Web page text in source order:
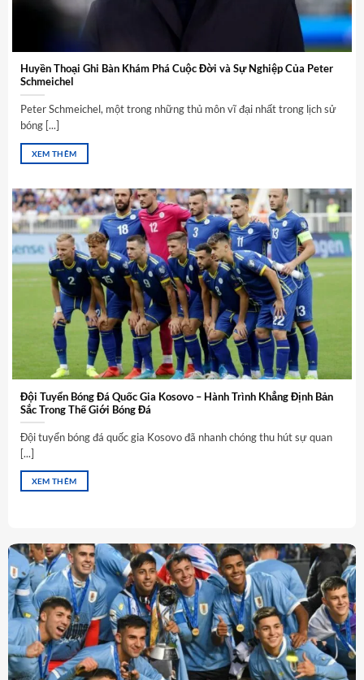
Huyền Thoại Ghi Bàn Khám Phá Cuộc Đời và Sự Nghiệp Của Peter
Schmeichel
Peter Schmeichel, một trong những thủ môn vĩ đại nhất trong lịch sử
bóng [...]
XEM THÊM
Đội Tuyển Bóng Đá Quốc Gia Kosovo – Hành Trình Khẳng Định Bản
Sắc Trong Thế Giới Bóng Đá
Đội tuyển bóng đá quốc gia Kosovo đã nhanh chóng thu hút sự quan
[...]
XEM THÊM